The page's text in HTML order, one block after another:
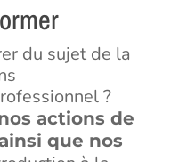
du sujet de la
?
actions de
que nos